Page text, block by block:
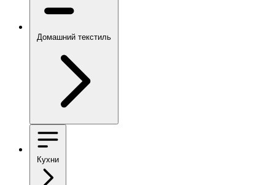
Домашний текстиль
Кухни